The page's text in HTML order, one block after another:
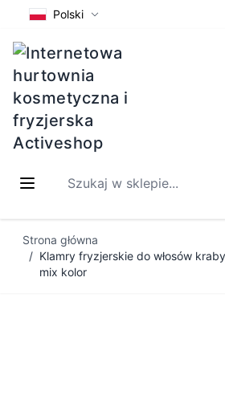
Polski
Szukaj w sklepie...
Strona główna
/ Klamry fryzjerskie do włosów
mix kolor